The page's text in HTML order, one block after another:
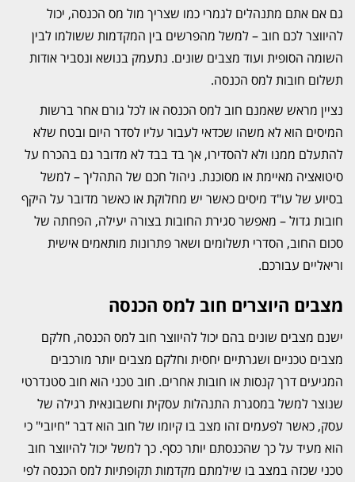
גם אם אתם מתנהלים לגמרי כמו שצריך מול מס הכנסה, יכול
להיווצר לכם חוב – למשל מהפרשים בין המקדמות ששולמו לבין
השומה הסופית ועוד מצבים שונים. נתעמק בנושא ונסביר אודות
תשלום חובות למס הכנסה.
נציין מראש שאמנם חוב למס הכנסה או לכל גורם אחר ברשות
המיסים הוא לא משהו שכדאי לעבור עליו לסדר היום ובטח שלא
להתעלם ממנו ולא להסדירו, אך בד בבד לא מדובר גם בהכרח על
סיטואציה מאיימת או מסוכנת. ניהול חכם של התהליך – למשל
בסיוע של עו"ד מיסים כאשר יש מחלוקת או כאשר מדובר על היקף
חובות גדול – מאפשר סגירת החובות בצורה יעילה, הפחתה של
סכום החוב, הסדרי תשלומים ושאר פתרונות מותאמים אישית
וריאליים עבורכם.
מצבים היוצרים חוב למס הכנסה
ישנם מצבים שונים בהם יכול להיווצר חוב למס הכנסה, חלקם
מצבים טכניים ושגרתיים יחסית וחלקם מצבים יותר מורכבים
המגיעים דרך קנסות או חובות אחרים. חוב טכני הוא חוב סטנדרטי
שנוצר למשל במסגרת התנהלות עסקית וחשבונאית רגילה של
עסק, כאשר לפעמים זהו מצב בו קיומו של חוב הוא דבר "חיובי" כי
הוא מעיד על כך שהכנסתם יותר כסף. כך למשל יכול להיווצר חוב
טכני שכזה במצב בו שילמתם מקדמות תקופתיות למס הכנסה לפי